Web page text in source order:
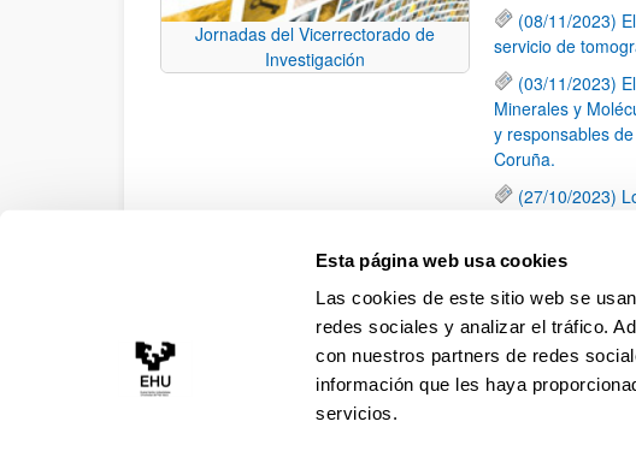
Esta página web usa cookies
Las cookies de este sitio web se
redes sociales y analizar el tráfico.
con nuestros partners de redes
información que les haya
servicios.
Jornadas del Vicerrectorado de
Investigación
(08/11/2023)
servicio de
(03/11/2023)
Minerales y
y responsables
Coruña.
(27/10/2023)
Movilidad